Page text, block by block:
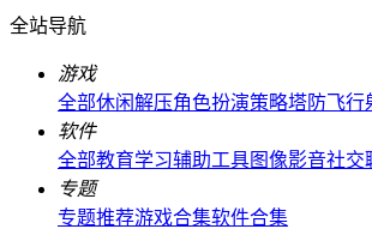
全站导航
游戏
全部休闲解压角色扮演策略塔防飞行
软件
全部教育学习辅助工具图像影音社交
专题
专题推荐游戏合集软件合集